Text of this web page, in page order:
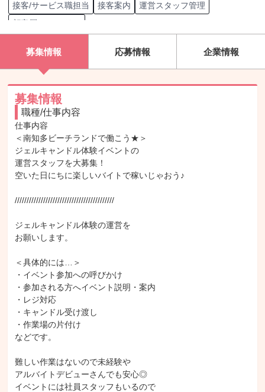
接客/サービス職担当
接客案内
運営スタッフ管理
顧客層 ファミリー
募集情報 応募情報 企業情報
募集情報
職種/仕事内容
仕事内容
＜南知多ビーチランドで働こう★＞
ジェルキャンドル体験イベントの
運営スタッフを大募集！
空いた日にちに楽しいバイトで稼いじゃおう♪
//////////////////////////////////////////
ジェルキャンドル体験の運営を
お願いします。
＜具体的には…＞
・イベント参加への呼びかけ
・参加される方へイベント説明・案内
・レジ対応
・キャンドル受け渡し
・作業場の片付け
などです。
難しい作業はないので未経験や
アルバイトデビューさんでも安心◎
イベントには社員スタッフもいるので